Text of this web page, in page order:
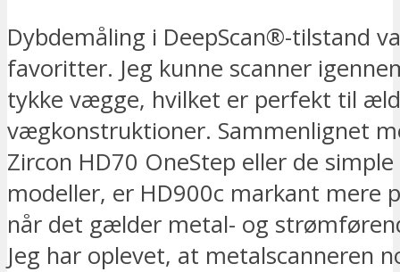
Dybdemåling i DeepScan®-tilstand
favoritter. Jeg kunne scanner
tykke vægge, hvilket er perfekt til
vægkonstruktioner. Sammenlignet
Zircon HD70 OneStep eller de simple
modeller, er HD900c markant mere
når det gælder metal- og
Jeg har oplevet, at metalscanneren